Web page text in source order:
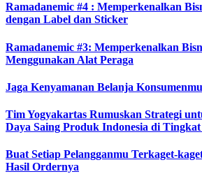
Ramadanemic #4 : Memperkenalkan
dengan Label dan Sticker
Ramadanemic #3: Memperkenalkan
Menggunakan Alat Peraga
Jaga Kenyamanan Belanja
Tim Yogyakartas Rumuskan Strategi
Daya Saing Produk Indonesia di
Buat Setiap Pelangganmu Terkaget-
Hasil Ordernya